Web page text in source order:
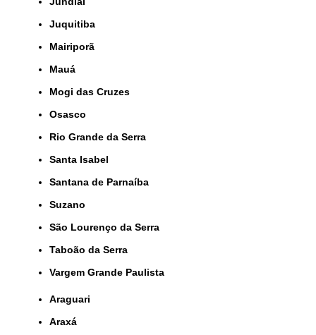
Juquitiba
Mairiporã
Mauá
Mogi das Cruzes
Osasco
Rio Grande da Serra
Santa Isabel
Santana de Parnaíba
Suzano
São Lourenço da Serra
Taboão da Serra
Vargem Grande Paulista
Araguari
Araxá